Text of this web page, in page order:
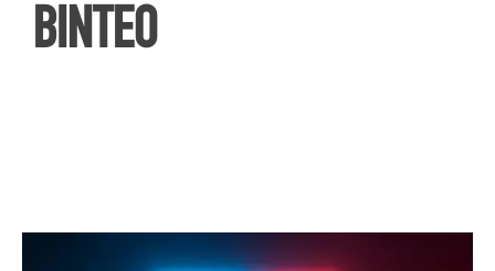
ΒΙΝΤΕΟ